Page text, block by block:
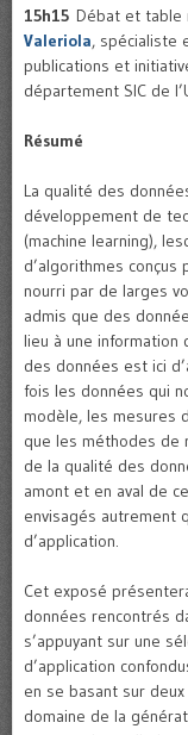
15h15 Débat et table
Valeriola, spécialiste
publications et
département SIC de
Résumé
La qualité des
développement de
(machine learning),
d’algorithmes
nourri par de larges
admis que des
lieu à une
des données est ici
fois les données qui
modèle, les mesures
que les méthodes de
de la qualité des
amont et en aval de
envisagés autrement
d’application.
Cet exposé
données rencontrés
s’appuyant sur une
d’application
en se basant sur
domaine de la